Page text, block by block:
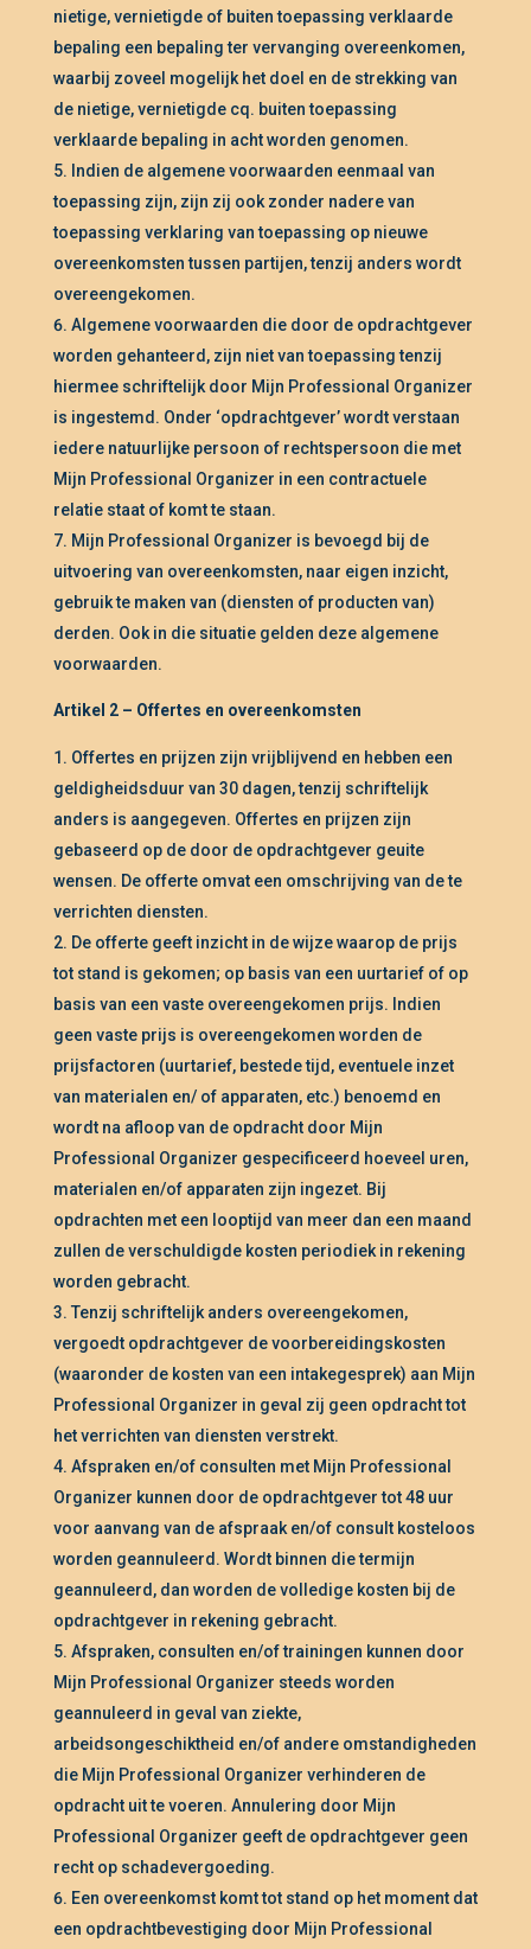
nietige, vernietigde of buiten toepassing verklaarde
bepaling een bepaling ter vervanging overeenkomen,
waarbij zoveel mogelijk het doel en de strekking van
de nietige, vernietigde cq. buiten toepassing
verklaarde bepaling in acht worden genomen.
Indien de algemene voorwaarden eenmaal van
toepassing zijn, zijn zij ook zonder nadere van
toepassing verklaring van toepassing op nieuwe
overeenkomsten tussen partijen, tenzij anders wordt
overeengekomen.
Algemene voorwaarden die door de opdrachtgever
worden gehanteerd, zijn niet van toepassing tenzij
hiermee schriftelijk door Mijn Professional Organizer
is ingestemd. Onder ‘opdrachtgever’ wordt verstaan
iedere natuurlijke persoon of rechtspersoon die met
Mijn Professional Organizer in een contractuele
relatie staat of komt te staan.
Mijn Professional Organizer is bevoegd bij de
uitvoering van overeenkomsten, naar eigen inzicht,
gebruik te maken van (diensten of producten van)
derden. Ook in die situatie gelden deze algemene
voorwaarden.
Artikel 2 – Offertes en overeenkomsten
Offertes en prijzen zijn vrijblijvend en hebben een
geldigheidsduur van 30 dagen, tenzij schriftelijk
anders is aangegeven. Offertes en prijzen zijn
gebaseerd op de door de opdrachtgever geuite
wensen. De offerte omvat een omschrijving van de te
verrichten diensten.
De offerte geeft inzicht in de wijze waarop de prijs
tot stand is gekomen; op basis van een uurtarief of op
basis van een vaste overeengekomen prijs. Indien
geen vaste prijs is overeengekomen worden de
prijsfactoren (uurtarief, bestede tijd, eventuele inzet
van materialen en/ of apparaten, etc.) benoemd en
wordt na afloop van de opdracht door Mijn
Professional Organizer gespecificeerd hoeveel uren,
materialen en/of apparaten zijn ingezet. Bij
opdrachten met een looptijd van meer dan een maand
zullen de verschuldigde kosten periodiek in rekening
worden gebracht.
Tenzij schriftelijk anders overeengekomen,
vergoedt opdrachtgever de voorbereidingskosten
(waaronder de kosten van een intakegesprek) aan Mijn
Professional Organizer in geval zij geen opdracht tot
het verrichten van diensten verstrekt.
Afspraken en/of consulten met Mijn Professional
Organizer kunnen door de opdrachtgever tot 48 uur
voor aanvang van de afspraak en/of consult kosteloos
worden geannuleerd. Wordt binnen die termijn
geannuleerd, dan worden de volledige kosten bij de
opdrachtgever in rekening gebracht.
Afspraken, consulten en/of trainingen kunnen door
Mijn Professional Organizer steeds worden
geannuleerd in geval van ziekte,
arbeidsongeschiktheid en/of andere omstandigheden
die Mijn Professional Organizer verhinderen de
opdracht uit te voeren. Annulering door Mijn
Professional Organizer geeft de opdrachtgever geen
recht op schadevergoeding.
Een overeenkomst komt tot stand op het moment dat
een opdrachtbevestiging door Mijn Professional